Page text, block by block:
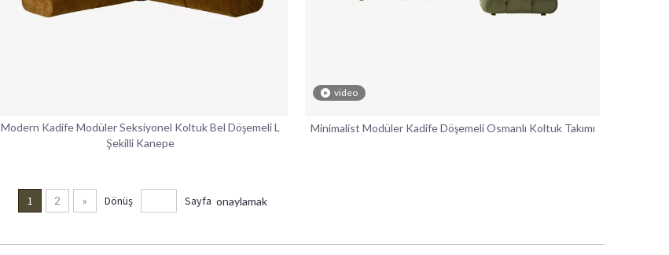
Modern Kadife Modüler Seksiyonel Koltuk Bel Döşemeli L
Şekilli Kanepe
video
Minimalist Modüler Kadife Döşemeli Osmanlı Koltuk Takımı
1 2 » Dönüş Sayfa onaylamak